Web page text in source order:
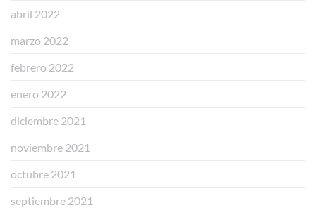
abril 2022
marzo 2022
febrero 2022
enero 2022
diciembre 2021
noviembre 2021
octubre 2021
septiembre 2021